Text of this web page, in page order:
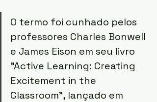
O termo foi cunhado pelos
professores Charles Bonwell
e James Eison em seu livro
"Active Learning: Creating
Excitement in the
Classroom", lançado em